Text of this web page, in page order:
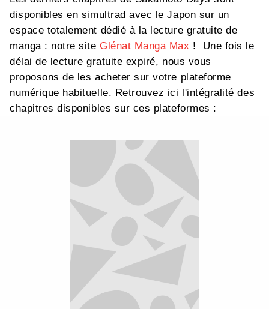
disponibles en simultrad avec le Japon sur un
espace totalement dédié à la lecture gratuite de
manga : notre site Glénat Manga Max ! Une fois le
délai de lecture gratuite expiré, nous vous
proposons de les acheter sur votre plateforme
numérique habituelle. Retrouvez ici l'intégralité des
chapitres disponibles sur ces plateformes :